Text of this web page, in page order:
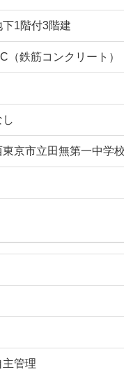
下1階付3階建
（鉄筋コンクリート）
し
東京市立田無第一中学校
主管理